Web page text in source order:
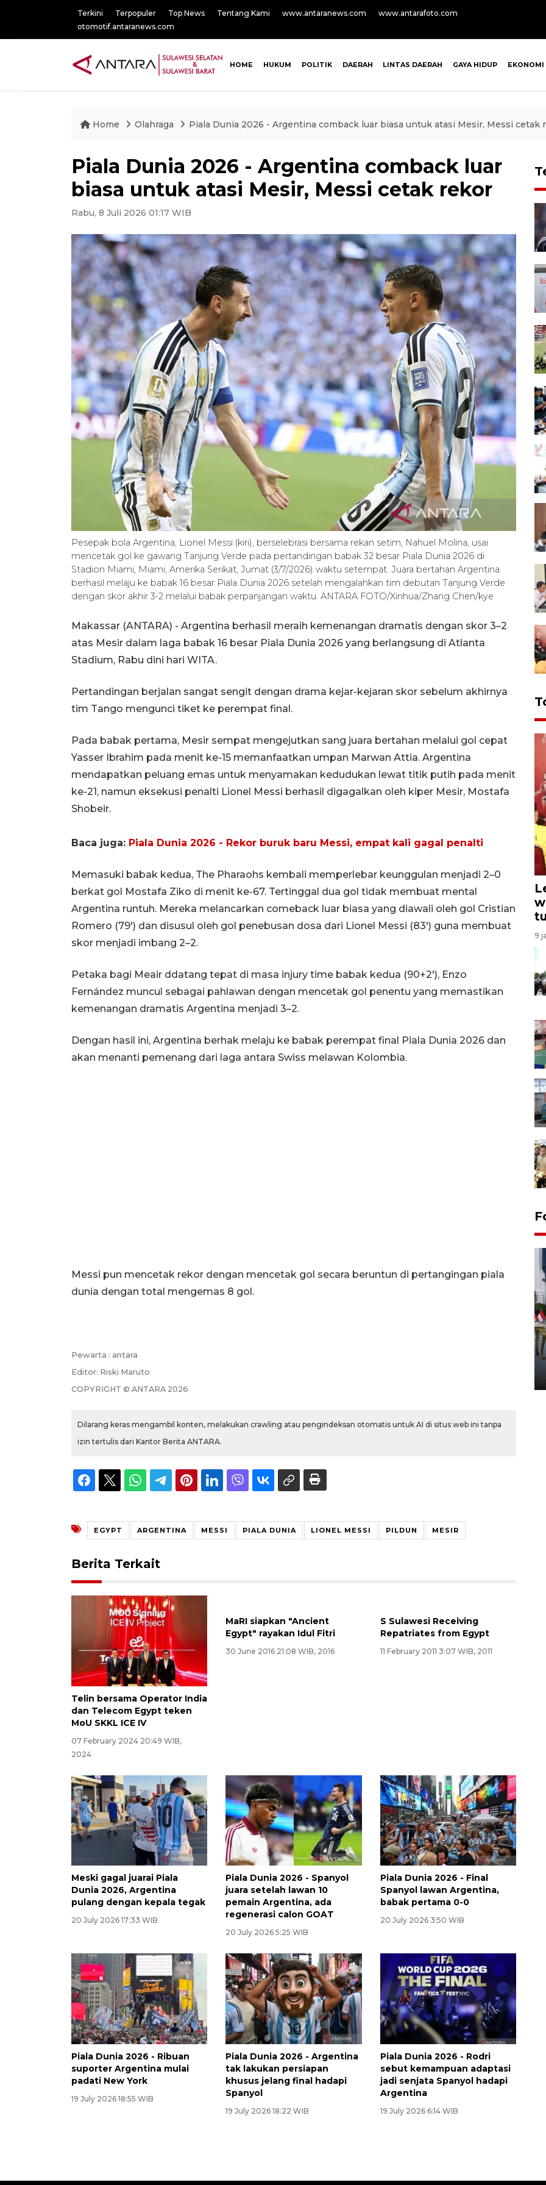
Terkini Terpopuler Top News Tentang Kami www.antaranews.com
www.antarafoto.com
otomotif.antaranews.com
HOME HUKUM POLITIK DAERAH LINTAS DAERAH GAYA HIDUP EKONOMI
Home Olahraga Piala Dunia 2026 - Argentina comback luar biasa untuk atasi Mesir, Messi cetak
Piala Dunia 2026 - Argentina comback luar
biasa untuk atasi Mesir, Messi cetak rekor
Rabu, 8 Juli 2026 01:17 WIB
Pesepak bola Argentina, Lionel Messi (kiri), berselebrasi bersama rekan setim, Nahuel Molina, usai
mencetak gol ke gawang Tanjung Verde pada pertandingan babak 32 besar Piala Dunia 2026 di
Stadion Miami, Miami, Amerika Serikat, Jumat (3/7/2026) waktu setempat. Juara bertahan Argentina
berhasil melaju ke babak 16 besar Piala Dunia 2026 setelah mengalahkan tim debutan Tanjung Verde
dengan skor akhir 3-2 melalui babak perpanjangan waktu. ANTARA FOTO/Xinhua/Zhang Chen/kye
Makassar (ANTARA) - Argentina berhasil meraih kemenangan dramatis dengan skor 3–2
atas Mesir dalam laga babak 16 besar Piala Dunia 2026 yang berlangsung di Atlanta
Stadium, Rabu dini hari WITA.
Pertandingan berjalan sangat sengit dengan drama kejar-kejaran skor sebelum akhirnya
tim Tango mengunci tiket ke perempat final.
Pada babak pertama, Mesir sempat mengejutkan sang juara bertahan melalui gol cepat
Yasser Ibrahim pada menit ke-15 memanfaatkan umpan Marwan Attia. Argentina
mendapatkan peluang emas untuk menyamakan kedudukan lewat titik putih pada menit
ke-21, namun eksekusi penalti Lionel Messi berhasil digagalkan oleh kiper Mesir, Mostafa
Shobeir.
Baca juga: Piala Dunia 2026 - Rekor buruk baru Messi, empat kali gagal penalti
Memasuki babak kedua, The Pharaohs kembali memperlebar keunggulan menjadi 2–0
berkat gol Mostafa Ziko di menit ke-67. Tertinggal dua gol tidak membuat mental
Argentina runtuh. Mereka melancarkan comeback luar biasa yang diawali oleh gol Cristian
Romero (79') dan disusul oleh gol penebusan dosa dari Lionel Messi (83') guna membuat
skor menjadi imbang 2–2.
Petaka bagi Meair ddatang tepat di masa injury time babak kedua (90+2'), Enzo
Fernández muncul sebagai pahlawan dengan mencetak gol penentu yang memastikan
kemenangan dramatis Argentina menjadi 3–2.
Dengan hasil ini, Argentina berhak melaju ke babak perempat final Piala Dunia 2026 dan
akan menanti pemenang dari laga antara Swiss melawan Kolombia.
Messi pun mencetak rekor dengan mencetak gol secara beruntun di pertangingan piala
dunia dengan total mengemas 8 gol.
Pewarta : antara
Editor: Riski Maruto
COPYRIGHT © ANTARA 2026
Dilarang keras mengambil konten, melakukan crawling atau pengindeksan otomatis untuk AI di situs web ini tanpa
izin tertulis dari Kantor Berita ANTARA.
EGYPT ARGENTINA MESSI PIALA DUNIA LIONEL MESSI PILDUN MESIR
Berita Terkait
Telin bersama Operator India
dan Telecom Egypt teken
MoU SKKL ICE IV
07 February 2024 20:49 WIB,
2024
MaRI siapkan "Ancient
Egypt" rayakan Idul Fitri
30 June 2016 21:08 WIB, 2016
S Sulawesi Receiving
Repatriates from Egypt
11 February 2011 3:07 WIB, 2011
Meski gagal juarai Piala
Dunia 2026, Argentina
pulang dengan kepala tegak
20 July 2026 17:33 WIB
Piala Dunia 2026 - Spanyol
juara setelah lawan 10
pemain Argentina, ada
regenerasi calon GOAT
20 July 2026 5:25 WIB
Piala Dunia 2026 - Final
Spanyol lawan Argentina,
babak pertama 0-0
20 July 2026 3:50 WIB
Piala Dunia 2026 - Ribuan
suporter Argentina mulai
padati New York
19 July 2026 18:55 WIB
Piala Dunia 2026 - Argentina
tak lakukan persiapan
khusus jelang final hadapi
Spanyol
19 July 2026 18:22 WIB
Piala Dunia 2026 - Rodri
sebut kemampuan adaptasi
jadi senjata Spanyol hadapi
Argentina
19 July 2026 6:14 WIB
9